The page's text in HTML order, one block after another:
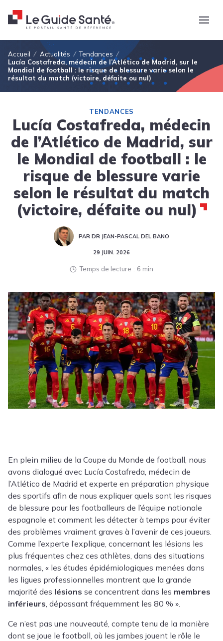
Fil d'Ariane
Accueil Actualités
Tendances
Lucía Costafreda, médecin de l’Atlético de Madrid, sur le
Mondial de football : le risque de blessure varie selon le
résultat du match (victoire, défaite ou nul)
TENDANCES
Lucía Costafreda, médecin
de l’Atlético de Madrid, sur
le Mondial de football : le
risque de blessure varie
selon le résultat du match
(victoire, défaite ou nul)
PAR DR JEAN-PASCAL DEL BANO
29 JUIN. 2026
Temps de lecture 6 min
En plein milieu de la Coupe du Monde de football, nous
avons dialogué avec Lucía Costafreda , médecin de
l’Atlético de Madrid et experte en préparation physique
des sportifs afin de nous expliquer quels sont les risques
de blessure pour les footballeurs de l’équipe nationale
espagnole et comment les détecter à temps pour éviter
des problèmes vraiment graves à l’avenir de ces joueurs.
Comme l’experte l’explique, concernant les lésions les
plus fréquentes chez ces athlètes, dans des situations
normales, « les études épidémiologiques menées dans
les ligues professionnelles montrent que la grande
majorité des lésions se concentrent dans les membres
inférieurs , dépassant fréquemment les 80 % ».
Ce n’est pas une nouveauté, compte tenu de la manière
dont se joue le football, où les jambes jouent le rôle le